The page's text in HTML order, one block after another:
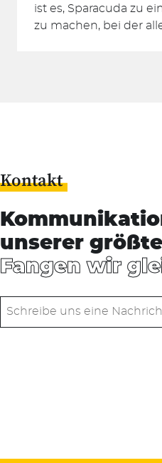
ist es, Sparacuda zu
zu machen, bei der
Kontakt
unserer
Fangen wir